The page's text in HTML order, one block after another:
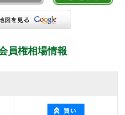
員権相場情報